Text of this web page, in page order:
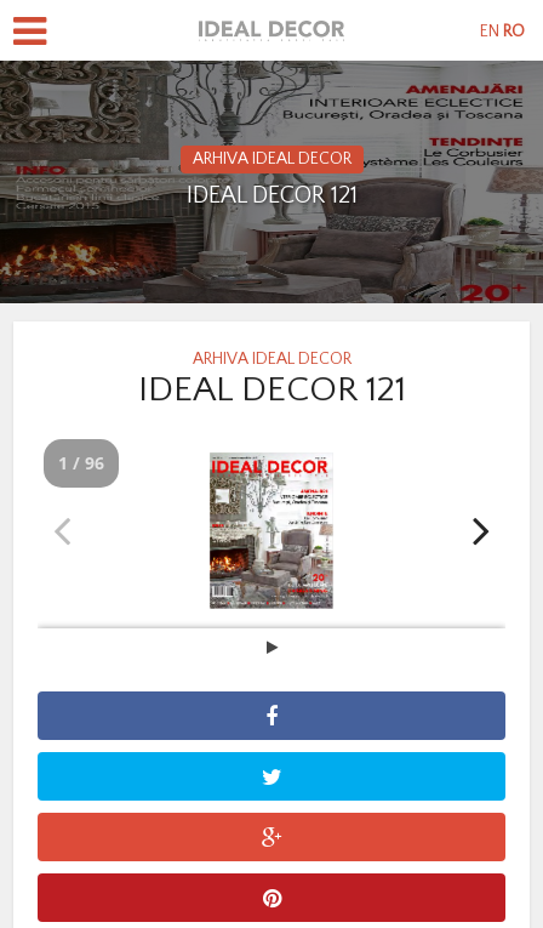
ARHIVA IDEAL DECOR
IDEAL DECOR 121
ARHIVA IDEAL DECOR
IDEAL DECOR 121
1 / 96
EN RO